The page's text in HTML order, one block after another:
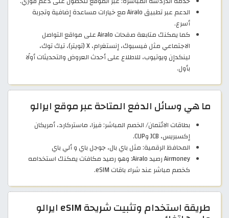
الدعم عبر تطبيق Airalo مع خيارات مساعدة إضافية وتجربة
أسرع.
كما يمكنك متابعة صفحات Airalo على مواقع التواصل
الاجتماعي مثل فيسبوك، إنستغرام، X (تويتر)، تيك توك،
لينكدإن ويوتيوب، للاطلاع على أحدث العروض والتحديثات أولًا
بأول.
ما هي وسائل الدفع المتاحة عبر موقع ايرالو
بطاقات الائتمان/ الخصم المباشر: فيزا، ماستركارد، أمريكان
إكسبريس، JCB وCUP.
المحافظ الرقمية: مثل باي بال، جوجل باي و ألي باي
Airmoney رصيد Airalo: وهو رصيد مكافآت يمكنك استخدامه
كخصم مباشر عند شراء باقات eSIM.
طريقة استخدام وتثبيت شريحة eSIM ايرالو